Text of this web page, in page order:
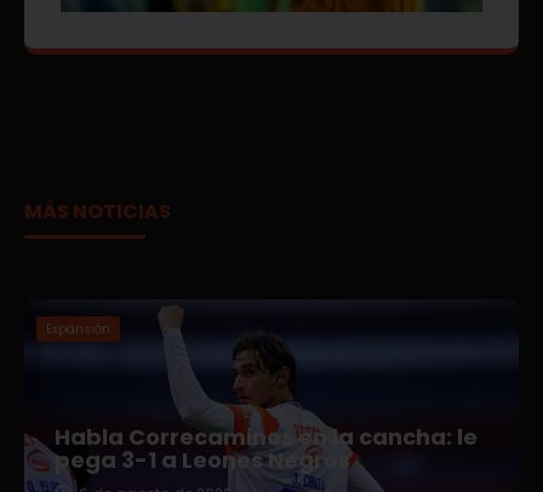
MÁS NOTICIAS
Expansión
Habla Correcaminos en la cancha: le
pega 3-1 a Leones Negros